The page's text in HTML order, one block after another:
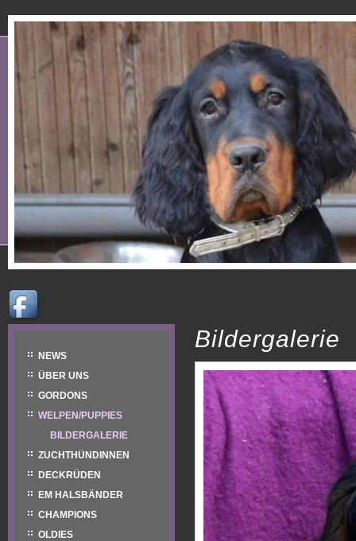
NEWS
ÜBER UNS
GORDONS
WELPEN/PUPPIES
BILDERGALERIE
ZUCHTHÜNDINNEN
DECKRÜDEN
EM HALSBÄNDER
CHAMPIONS
OLDIES
Bildergalerie